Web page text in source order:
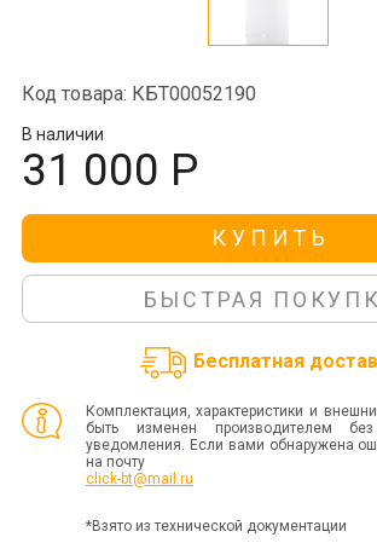
Код товара: КБТ00052190
В наличии
31 000 Р
КУПИТЬ
БЫСТРАЯ
Бесплатная
Комплектация, характеристики и
быть изменен производителем без
уведомления. Если вами обнаружена
на почту
click-bt@mail.ru
*Взято из технической документации